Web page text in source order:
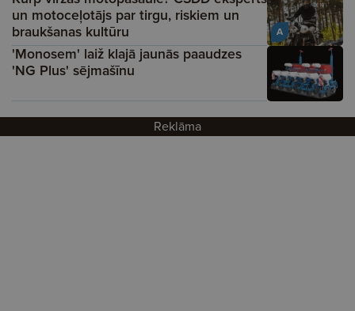
A
un motoceļotājs par tirgu, riskiem un
braukšanas kultūru
'Monosem' laiž klajā jaunās paaudzes
'NG Plus' sējmašīnu
Reklāma